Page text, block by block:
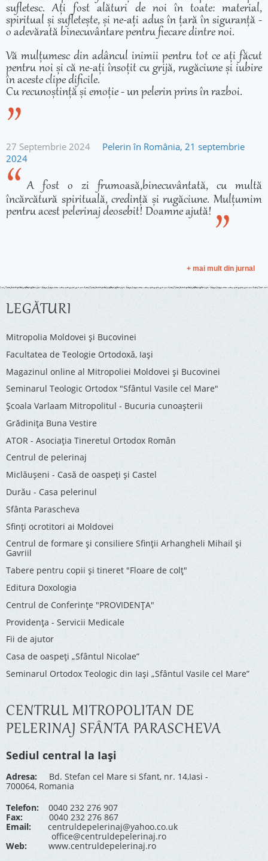
sufletesc. Ați fost alături de noi în toate: material,
spiritual și sufletește, și ne-ați adus în țară în siguranță -
o adevărată binecuvântare pentru fiecare dintre noi.
Vă mulțumesc din adâncul inimii pentru tot ce ați făcut
pentru noi și că ne-ați însoțit cu grijă, rugăciune și iubire
în aceste clipe dificile.
Cu recunoștință și emoție - un pelerin prins în razboi.
27 Septembrie 2024
Pelerin în România, 21 septembrie
2024
A fost o zi frumoasă,binecuvântată, cu multă
încărcătură spirituală, credință și rugăciune. Mulțumim
pentru acest pelerinaj deosebit! Doamne ajută!
+ mai mult din jurnal
LEGĂTURI
Mitropolia Moldovei și Bucovinei
Facultatea de Teologie Ortodoxă, Iaşi
Magazinul online al Mitropoliei Moldovei și Bucovinei
Seminarul Teologic Ortodox "Sfântul Vasile cel Mare"
Şcoala Varlaam Mitropolitul - Bucuria cunoaşterii
Grădinița Buna Vestire
ATOR - Asociaţia Tineretul Ortodox Român
Centrul de pelerinaj
Miclăușeni - Casă de oaspeţi şi Castel
Durău - Casa pelerinul
Sfânta Parascheva
Sfinți ocrotitori ai Moldovei
Centrul de formare și consiliere Sfinții Arhangheli Mihail și
Gavriil
Tabere pentru copii şi tineret "Floare de colţ"
Editura Doxologia
Centrul de Conferinţe "PROVIDENŢA"
Providenţa - Servicii Medicale
Fii de ajutor
Casa de oaspeți „Sfântul Nicolae”
Seminarul Ortodox Teologic din Iași „Sfântul Vasile cel Mare”
CENTRUL MITROPOLITAN DE
PELERINAJ SFÂNTA PARASCHEVA
Sediul central la Iași
Adresa: Bd. Stefan cel Mare si Sfant, nr. 14,Iasi -
700064, Romania
Telefon: 0040 232 276 907
Fax: 0040 232 276 867
Email:
centruldepelerinaj@yahoo.co.uk
office@centruldepelerinaj.ro
Web:
www.centruldepelerinaj.ro